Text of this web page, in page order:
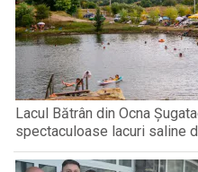
Lacul Bătrân din Ocna
spectaculoase lacuri saline